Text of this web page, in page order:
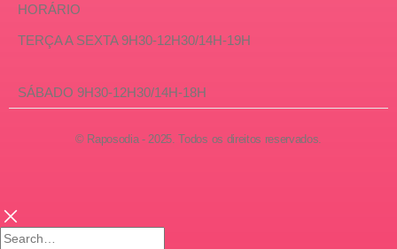
HORÁRIO
TERÇA A SEXTA 9H30-12H30/14H-19H
SÁBADO 9H30-12H30/14H-18H
© Raposodia - 2025. Todos os direitos reservados.